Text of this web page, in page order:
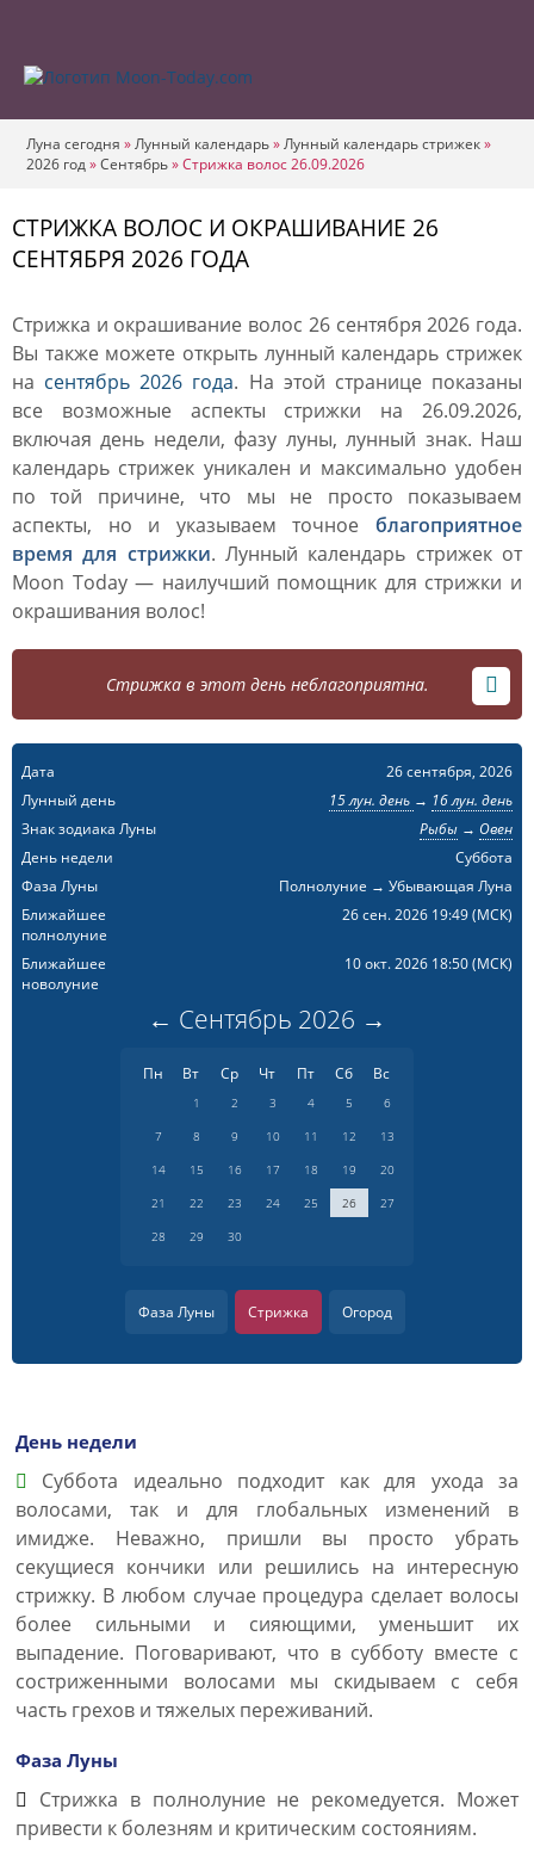
Луна сегодня »Лунный календарь»Лунный календарь стрижек»
2026 год»Сентябрь»Стрижка волос 26.09.2026
СТРИЖКА ВОЛОС И ОКРАШИВАНИЕ 26
СЕНТЯБРЯ 2026 ГОДА
Стрижка и окрашивание волос 26 сентября 2026 года.
Вы также можете открыть лунный календарь стрижек
на сентябрь 2026 года. На этой странице показаны
все возможные аспекты стрижки на 26.09.2026,
включая день недели, фазу луны, лунный знак. Наш
календарь стрижек уникален и максимально удобен
по той причине, что мы не просто показываем
аспекты, но и указываем точное благоприятное
время для стрижки. Лунный календарь стрижек от
Moon Today — наилучший помощник для стрижки и
окрашивания волос!
Стрижка в этот день неблагоприятна.
Дата
26 сентября, 2026
Лунный день
15 лун. день → 16 лун. день
Знак зодиака Луны
Рыбы→ Овен
День недели
Суббота
Фаза Луны
Полнолуние → Убывающая Луна
Ближайшее
полнолуние
26 сен. 2026 19:49(МСК)
Ближайшее
новолуние
10 окт. 2026 18:50(МСК)
← Сентябрь 2026 →
Пн Вт Ср Чт Пт Сб Вс
1 2 3 4 5
6
7
8 9 10 11 12
13
14
15 16 17 18 19
20
21
22 23 24 25 26
27
28
29 30
Фаза Луны Стрижка Огород
День недели
Суббота идеально подходит как для ухода за
волосами, так и для глобальных изменений в
имидже. Неважно, пришли вы просто убрать
секущиеся кончики или решились на интересную
стрижку. В любом случае процедура сделает волосы
более сильными и сияющими, уменьшит их
выпадение. Поговаривают, что в субботу вместе с
состриженными волосами мы скидываем с себя
часть грехов и тяжелых переживаний.
Фаза Луны
Стрижка в полнолуние не рекомедуется. Может
привести к болезням и критическим состояниям.